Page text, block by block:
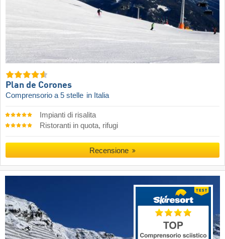
Plan de Corones
Comprensorio a 5 stelle in Italia
Impianti di risalita
Ristoranti in quota, rifugi
Recensione